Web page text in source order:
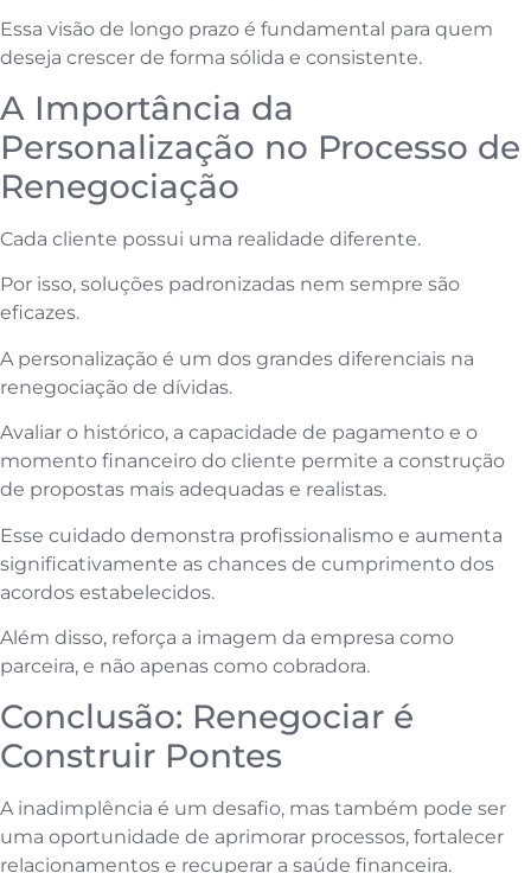
Essa visão de longo prazo é fundamental para quem
deseja crescer de forma sólida e consistente.
A Importância da
Personalização no Processo de
Renegociação
Cada cliente possui uma realidade diferente.
Por isso, soluções padronizadas nem sempre são
eficazes.
A personalização é um dos grandes diferenciais na
renegociação de dívidas.
Avaliar o histórico, a capacidade de pagamento e o
momento financeiro do cliente permite a construção
de propostas mais adequadas e realistas.
Esse cuidado demonstra profissionalismo e aumenta
significativamente as chances de cumprimento dos
acordos estabelecidos.
Além disso, reforça a imagem da empresa como
parceira, e não apenas como cobradora.
Conclusão: Renegociar é
Construir Pontes
A inadimplência é um desafio, mas também pode ser
uma oportunidade de aprimorar processos, fortalecer
relacionamentos e recuperar a saúde financeira.